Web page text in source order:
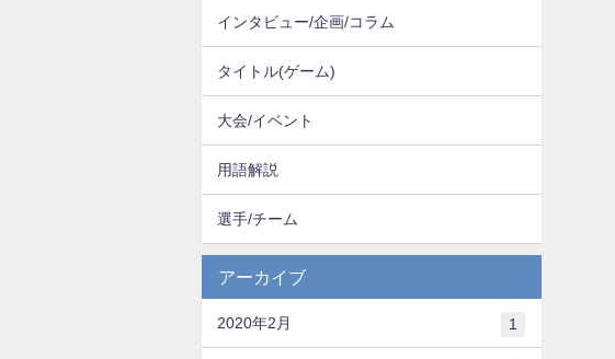
インタビュー/企画/コラム
タイトル(ゲーム)
大会/イベント
用語解説
選手/チーム
アーカイブ
2020年2月 1